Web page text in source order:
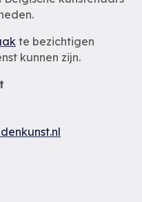
te bezichtigen
kunnen zijn.